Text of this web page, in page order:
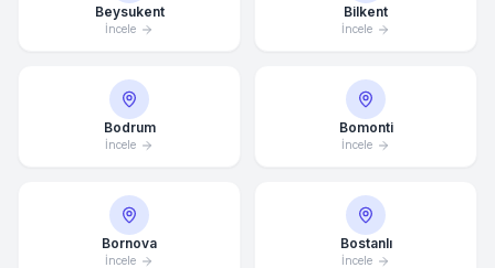
Beysukent
İncele
Bilkent
İncele
Bodrum
İncele
Bomonti
İncele
Bornova
İncele
Bostanlı
İncele